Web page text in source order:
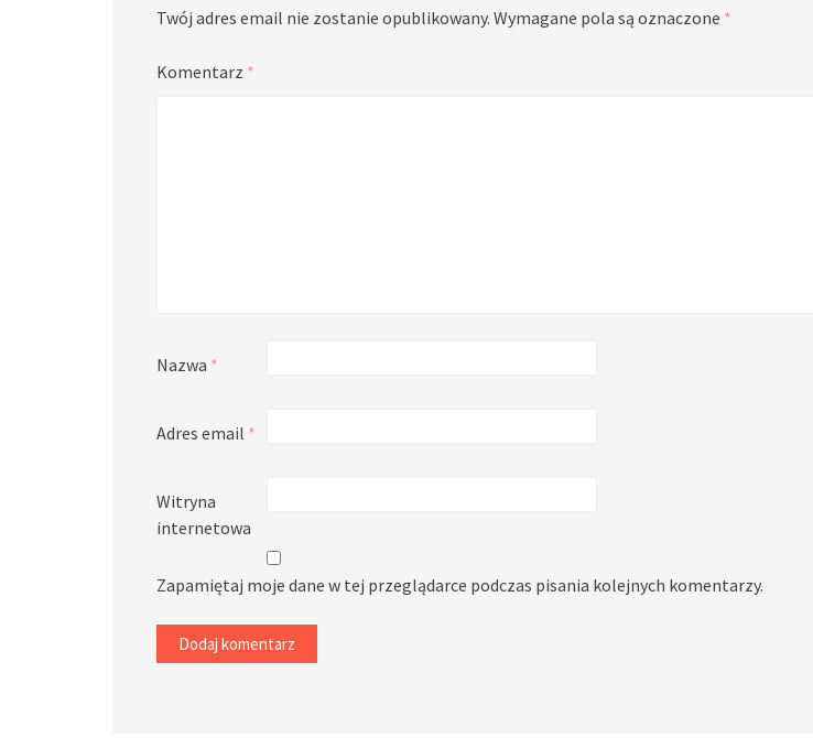
Twój adres email nie zostanie opublikowany. Wymagane pola są oznaczone *
Komentarz *
Nazwa *
Adres email *
Witryna
internetowa
Zapamiętaj moje dane w tej przeglądarce podczas pisania kolejnych komentarzy.